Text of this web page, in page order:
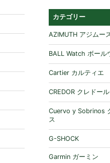
カテゴリー
AZIMUTH アジムー
BALL Watch ボール
Cartier カルティエ
CREDOR クレドール
Cuervo y Sobrinos
ス
G-SHOCK
Garmin ガーミン